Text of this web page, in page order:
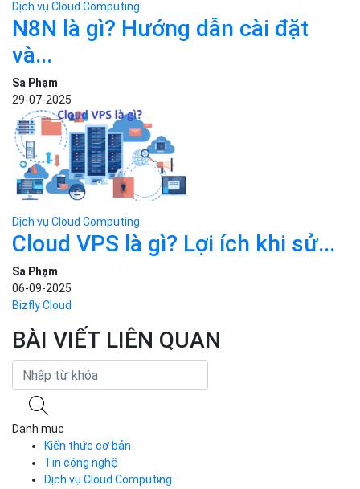
Dịch vụ Cloud Computing
N8N là gì? Hướng dẫn cài đặt
và...
Sa Phạm
29-07-2025
Dịch vụ Cloud Computing
Cloud VPS là gì? Lợi ích khi sử...
Sa Phạm
06-09-2025
Bizfly Cloud
BÀI VIẾT LIÊN QUAN
Danh mục
Kiến thức cơ bản
Tin công nghệ
Dịch vụ Cloud Computing